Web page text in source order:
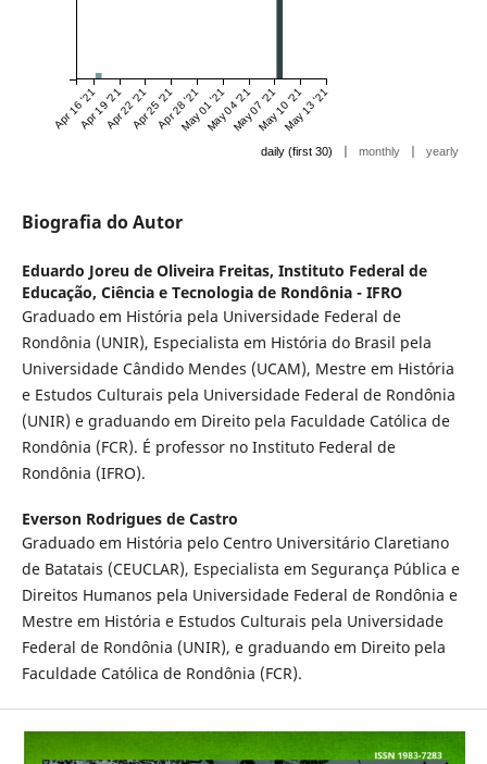
Apr 16 '21Apr 19 '21Apr 22 '21Apr 25 '21Apr 28 '21May 01 '21May 04 '21May 07 '21May 10 '21May 13 '21
daily (first 30) | monthly | yearly
Biografia do Autor
Eduardo Joreu de Oliveira Freitas, Instituto Federal de
Educação, Ciência e Tecnologia de Rondônia - IFRO
Graduado em História pela Universidade Federal de
Rondônia (UNIR), Especialista em História do Brasil pela
Universidade Cândido Mendes (UCAM), Mestre em História
e Estudos Culturais pela Universidade Federal de Rondônia
(UNIR) e graduando em Direito pela Faculdade Católica de
Rondônia (FCR). É professor no Instituto Federal de
Rondônia (IFRO).
Everson Rodrigues de Castro
Graduado em História pelo Centro Universitário Claretiano
de Batatais (CEUCLAR), Especialista em Segurança Pública e
Direitos Humanos pela Universidade Federal de Rondônia e
Mestre em História e Estudos Culturais pela Universidade
Federal de Rondônia (UNIR), e graduando em Direito pela
Faculdade Católica de Rondônia (FCR).